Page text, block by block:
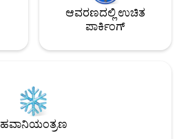
ಆವರಣದಲ್ಲಿ ಉಚಿತ
ಪಾರ್ಕಿಂಗ್
ಹವಾನಿಯಂತ್ರಣ